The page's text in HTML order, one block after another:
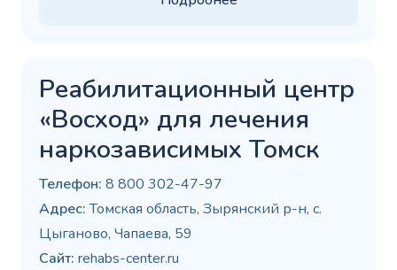
Реабилитационный центр
«Восход» для лечения
наркозависимых Томск
Телефон: 8 800 302-47-97
Адрес:Томская область, Зырянский р-н, с.
Цыганово, Чапаева, 59
Сайт: rehabs-center.ru